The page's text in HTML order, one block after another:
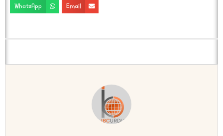
Email
WhatsApp